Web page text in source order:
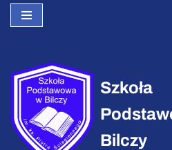
treści
Szkoła
Bilczy